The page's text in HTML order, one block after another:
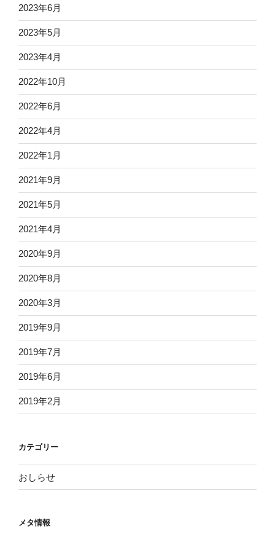
2023年6月
2023年5月
2023年4月
2022年10月
2022年6月
2022年4月
2022年1月
2021年9月
2021年5月
2021年4月
2020年9月
2020年8月
2020年3月
2019年9月
2019年7月
2019年6月
2019年2月
カテゴリー
おしらせ
メタ情報